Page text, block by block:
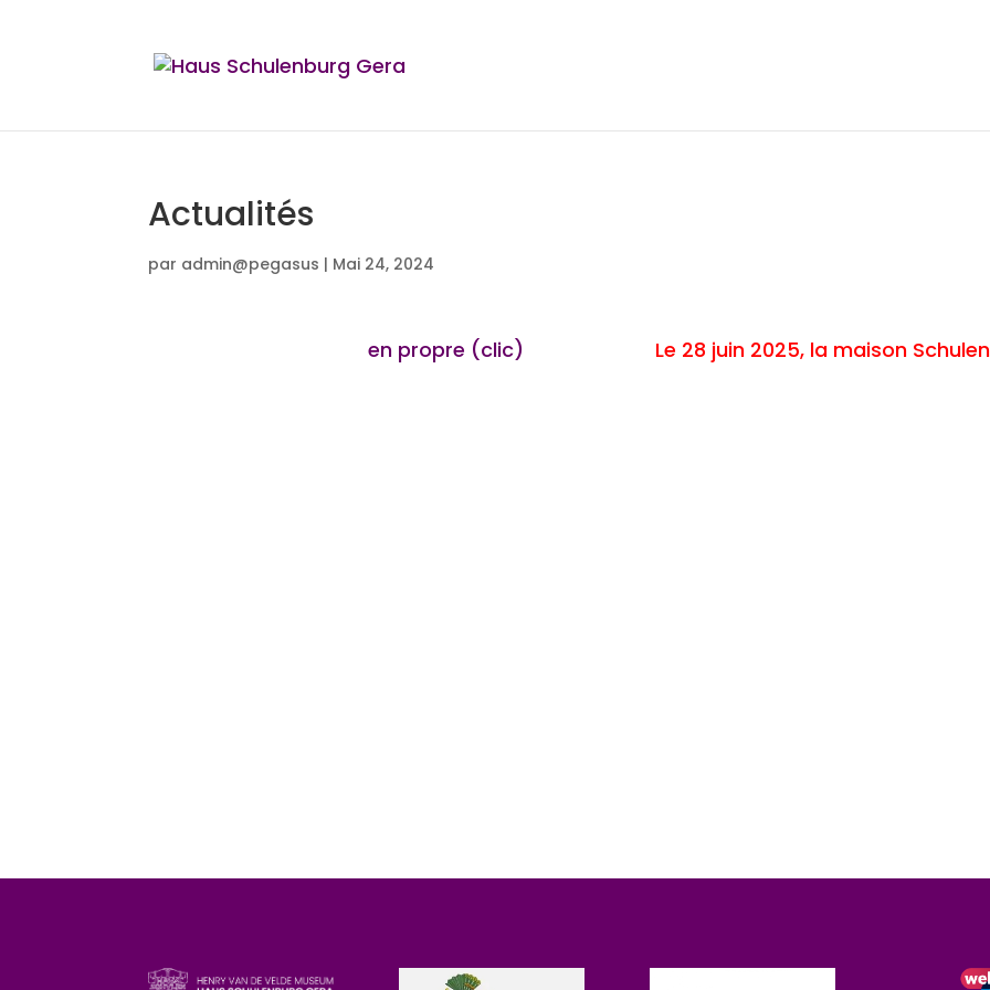
Actualités
par admin@pegasus | Mai 24, 2024
en propre (clic) Le 28 juin 2025, la maison